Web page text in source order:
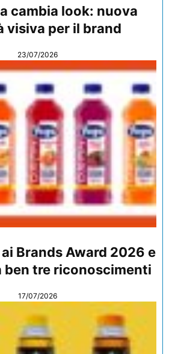
cambia look: nuova
visiva per il brand
23/07/2026
Brands Award 2026 e
ben tre riconoscimenti
17/07/2026